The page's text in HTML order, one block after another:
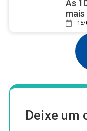
As
15/
Deixe um